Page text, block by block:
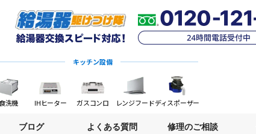
キッチン設備
洗機 IHヒーター ガスコンロ レンジフードディスポーザー
ブログ よくある質問 修理のご相談